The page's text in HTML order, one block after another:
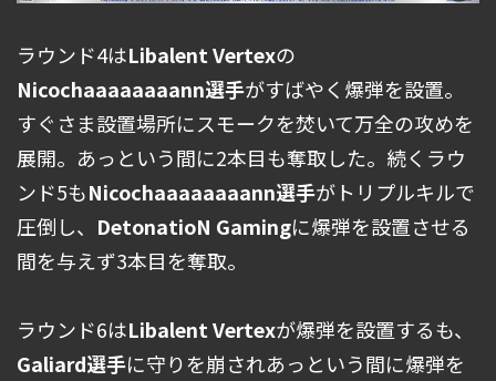
ラウンド4はLibalent Vertexの
Nicochaaaaaaaann選手がすばやく爆弾を設置。
すぐさま設置場所にスモークを焚いて万全の攻めを
展開。あっという間に2本目も奪取した。続くラウ
ンド5もNicochaaaaaaaann選手がトリプルキルで
圧倒し、 DetonatioN Gamingに爆弾を設置させる
間を与えず3本目を奪取。
ラウンド6はLibalent Vertexが爆弾を設置するも、
Galiard選手に守りを崩されあっという間に爆弾を